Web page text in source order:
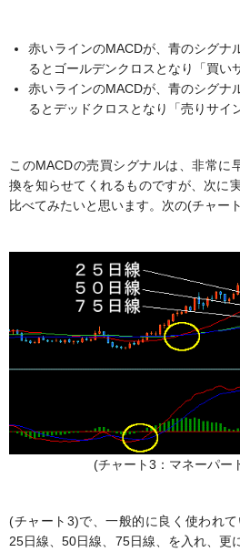
赤いラインのMACDが、青のシグナ
るとゴールデンクロスとなり「買い
赤いラインのMACDが、青のシグナ
るとデッドクロスとなり「売りサイ
このMACDの売買シグナルは、非常に
換を知らせてくれるものですが、次に
比べてみたいと思います。次の(チャー
(チャート3：マネーパー
(チャート3)で、一般的に良く使われ
25日線、50日線、75日線、を入れ、更